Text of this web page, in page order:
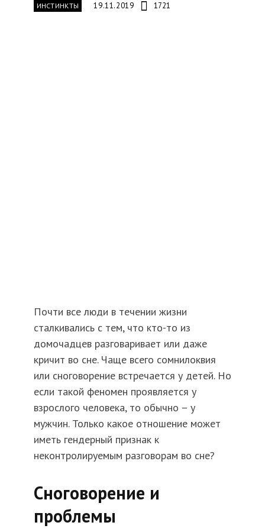
ИНСТИНКТЫ 19.11.2019 1721
Почти все люди в течении жизни
сталкивались с тем, что кто-то из
домочадцев разговаривает или даже
кричит во сне. Чаще всего сомнилоквия
или сноговорение встречается у детей. Но
если такой феномен проявляется у
взрослого человека, то обычно – у
мужчин. Только какое отношение может
иметь гендерный признак к
неконтролируемым разговорам во сне?
Сноговорение и
проблемы